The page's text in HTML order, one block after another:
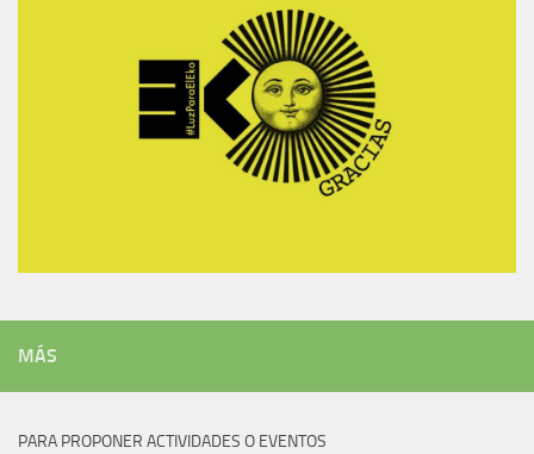
MÁS
PARA PROPONER ACTIVIDADES O EVENTOS